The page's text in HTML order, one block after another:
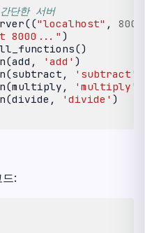
단한 서버
(("localhost" , 8000
8000..." )
()
(add , 'add' )
(subtract , 'subtract'
(multiply , 'multiply'
(divide , 'divide' )
: